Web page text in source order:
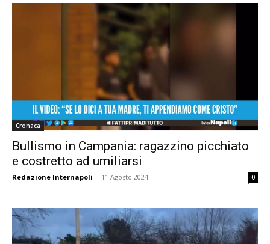
Cronaca
Bullismo in Campania: ragazzino picchiato
e costretto ad umiliarsi
Redazione Internapoli - 11 Agosto 2024 0